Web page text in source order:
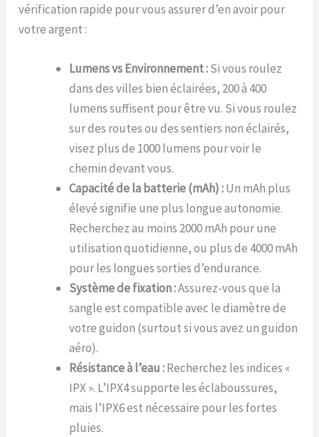
vérification rapide pour vous assurer d’en avoir pour
votre argent :
Lumens vs Environnement :Si vous roulez
dans des villes bien éclairées, 200 à 400
lumens suffisent pour être vu. Si vous roulez
sur des routes ou des sentiers non éclairés,
visez plus de 1000 lumens pour voir le
chemin devant vous.
Capacité de la batterie (mAh) :Un mAh plus
élevé signifie une plus longue autonomie.
Recherchez au moins 2000 mAh pour une
utilisation quotidienne, ou plus de 4000 mAh
pour les longues sorties d’endurance.
Système de fixation :Assurez-vous que la
sangle est compatible avec le diamètre de
votre guidon (surtout si vous avez un guidon
aéro).
Résistance à l’eau :Recherchez les indices «
IPX ». L’IPX4 supporte les éclaboussures,
mais l’IPX6 est nécessaire pour les fortes
pluies.